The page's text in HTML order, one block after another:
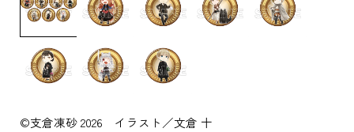
©支倉凍砂 2026 イラスト／文倉 十